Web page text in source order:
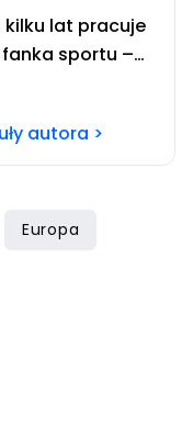
lat pracuje
sportu –
zwierząt.
autora >
Europa